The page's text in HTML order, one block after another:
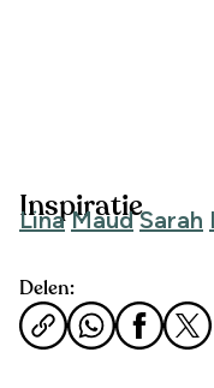
Inspiratie
Lina Maud Sarah
Delen: